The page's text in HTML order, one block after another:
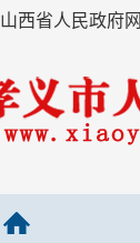
山西省人民政府网